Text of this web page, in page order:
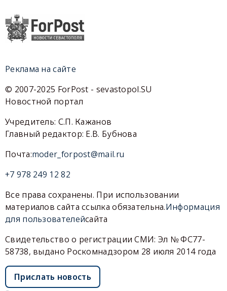
Реклама на сайте
© 2007-2025 ForPost - sevastopol.SU
Новостной портал
Учредитель: С.П. Кажанов
Главный редактор: Е.В. Бубнова
Почта:moder_forpost@mail.ru
+7 978 249 12 82
Все права сохранены. При использовании
материалов сайта ссылка обязательна.Информация
для пользователейсайта
Свидетельство о регистрации СМИ: Эл № ФС77-
58738, выдано Роскомнадзором 28 июля 2014 года
Прислать новость